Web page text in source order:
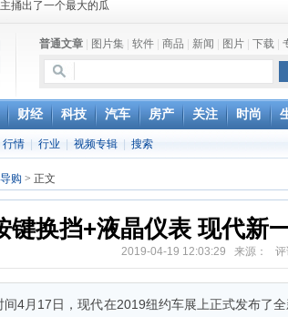
功能：将iPad作为拓展屏
英特尔失去重要移动客户
然高通与苹果和解，但5G iPhone最快明年下半年发布
模式 多功能加持6月份见
和解，双方达成6年许可协议
肆虐，人类文明的一场浩劫
普通文章 图片集 软件 商品 新闻 图片 下载
财经 科技 汽车 房产 关注 时尚
行情 行业 视频专辑 搜索
导购 > 正文
键换挡+液晶仪表 现代新
2019-04-19 12:03:29 来源： 评
间4月17日，现代在2019纽约车展上正式发布了